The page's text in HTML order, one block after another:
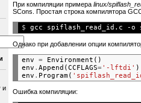
и
При компиляции примера linux/
SCons. Простая строка компилятора
$
Однако при добавлении опции
env = Environment()
env . Append(CCFLAGS= '-lftdi' )
env . Program(
Ошибка компиляции: